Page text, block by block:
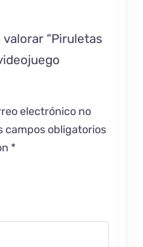
“Piruletas
electrónico no
campos obligatorios
*